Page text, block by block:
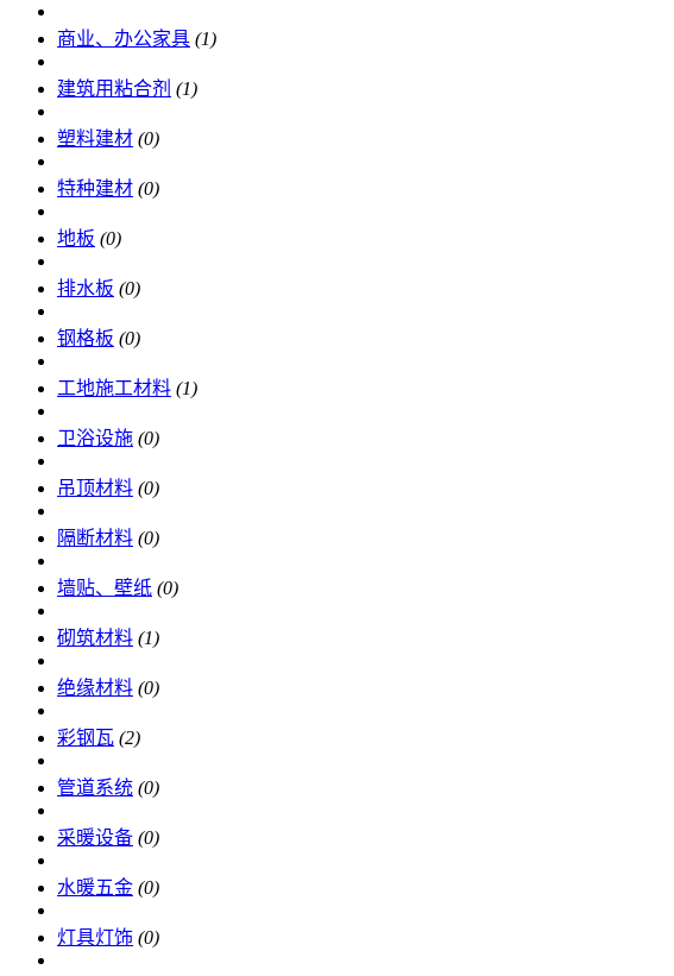
商业、办公家具 (1)
建筑用粘合剂 (1)
塑料建材 (0)
特种建材 (0)
地板 (0)
排水板 (0)
钢格板 (0)
工地施工材料 (1)
卫浴设施 (0)
吊顶材料 (0)
隔断材料 (0)
墙贴、壁纸 (0)
砌筑材料 (1)
绝缘材料 (0)
彩钢瓦 (2)
管道系统 (0)
采暖设备 (0)
水暖五金 (0)
灯具灯饰 (0)